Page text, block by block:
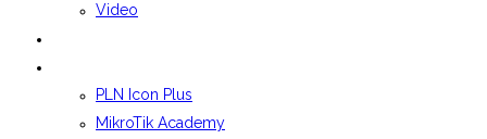
Video
PLN Icon Plus
MikroTik Academy